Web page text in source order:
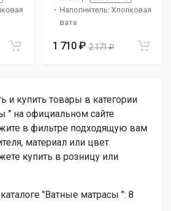
Наполнитель: Хлопковая
вата
1 710 ₽ 2 171 ₽
и купить товары в категории
" на официальном сайте
в фильтре подходящую вам
материал или цвет
купить в розницу или
"Ватные матрасы ": 8